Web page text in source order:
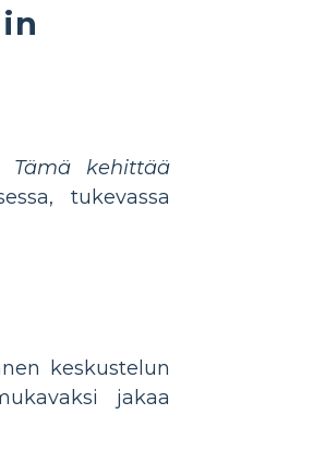
Tämä kehittää
tukevassa
keskustelun
jakaa